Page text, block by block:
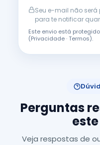
Seu e-mail não
para te notificar
Este envio está
(Privacidade·Termos).
Perguntas
Veja respostas de